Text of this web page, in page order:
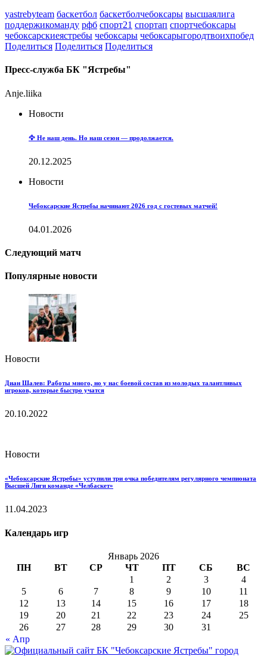
yastrebyteam баскетбол баскетболчебоксары высшаялига
поддержикоманду рфб спорт21 спортап спортчебоксары
чебоксарскиеястребы чебоксары чебоксарыгородтвоихпобед
Поделиться Поделиться Поделиться
Пресс-служба БК "Ястребы"
Anje.liika
Новости
🦅 Не наш день. Но наш сезон — продолжается.
20.12.2025
Новости
Чебоксарские Ястребы начинают 2026 год с гостевых матчей!
04.01.2026
Следующий матч
Популярные новости
Новости
Диан Шалев: Работы много, но у нас боевой состав из молодых талантливых
игроков, которые быстро учатся
20.10.2022
Новости
«Чебоксарские Ястребы» уступили три очка победителям регулярного чемпионата
Высшей Лиги команде «Челбаскет»
11.04.2023
Календарь игр
Январь 2026
ПН
ВТ СР ЧТ ПТ СБ ВС
« Апр
1 2 3
4
5
6 7 8 9 10
11
12
13 14 15 16 17
18
19
20 21 22 23 24
25
26
27 28 29 30 31